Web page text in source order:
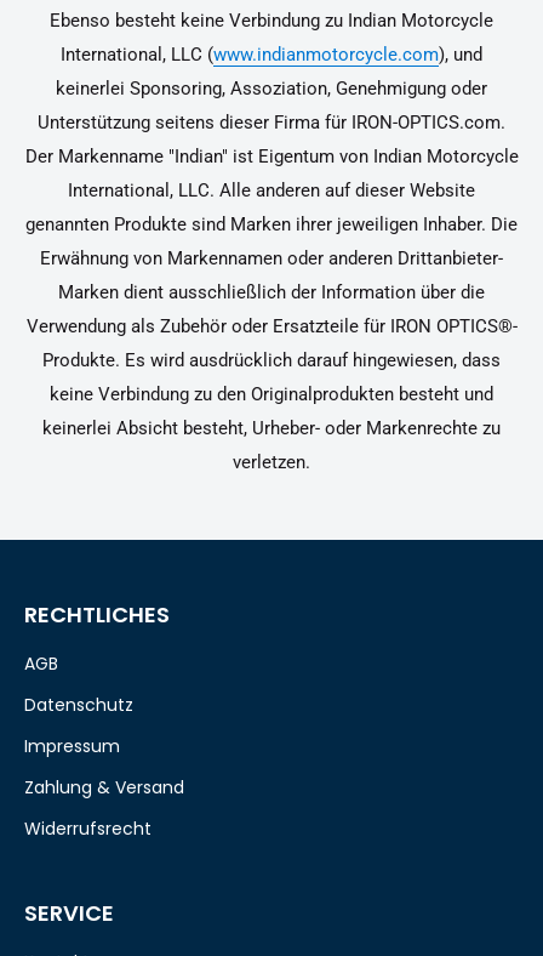
Ebenso besteht keine Verbindung zu Indian Motorcycle
International, LLC (www.indianmotorcycle.com), und
keinerlei Sponsoring, Assoziation, Genehmigung oder
Unterstützung seitens dieser Firma für IRON-OPTICS.com.
Der Markenname "Indian" ist Eigentum von Indian Motorcycle
International, LLC. Alle anderen auf dieser Website
genannten Produkte sind Marken ihrer jeweiligen Inhaber. Die
Erwähnung von Markennamen oder anderen Drittanbieter-
Marken dient ausschließlich der Information über die
Verwendung als Zubehör oder Ersatzteile für IRON OPTICS®-
Produkte. Es wird ausdrücklich darauf hingewiesen, dass
keine Verbindung zu den Originalprodukten besteht und
keinerlei Absicht besteht, Urheber- oder Markenrechte zu
verletzen.
RECHTLICHES
AGB
Datenschutz
Impressum
Zahlung & Versand
Widerrufsrecht
SERVICE